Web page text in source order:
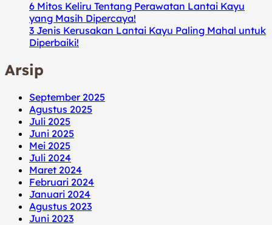
6 Mitos Keliru Tentang Perawatan Lantai Kayu
yang Masih Dipercaya!
3 Jenis Kerusakan Lantai Kayu Paling Mahal untuk
Diperbaiki!
Arsip
September 2025
Agustus 2025
Juli 2025
Juni 2025
Mei 2025
Juli 2024
Maret 2024
Februari 2024
Januari 2024
Agustus 2023
Juni 2023